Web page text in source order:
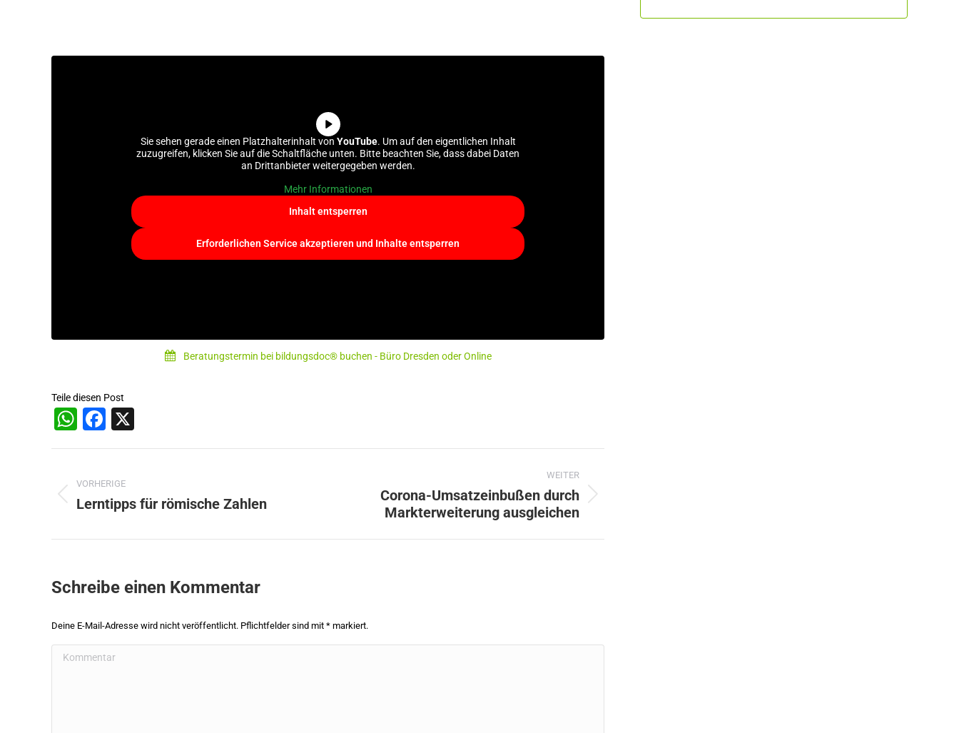
Sie sehen gerade einen Platzhalterinhalt von YouTube. Um auf den eigentlichen Inhalt
zuzugreifen, klicken Sie auf die Schaltfläche unten. Bitte beachten Sie, dass dabei Daten
an Drittanbieter weitergegeben werden.
Mehr Informationen
Inhalt entsperren
Erforderlichen Service akzeptieren und Inhalte entsperren
Beratungstermin bei bildungsdoc® buchen - Büro Dresden oder Online
Teile diesen Post
WhatsApp
Facebook
VORHERIGE
Vorheriger
Lerntipps für römische Zahlen
WEITER
NächsterCorona-Umsatzeinbußen durch
Markterweiterung ausgleichen
Schreibe einen Kommentar
Deine E-Mail-Adresse wird nicht veröffentlicht. Pflichtfelder sind mit * markiert.
Kommentar